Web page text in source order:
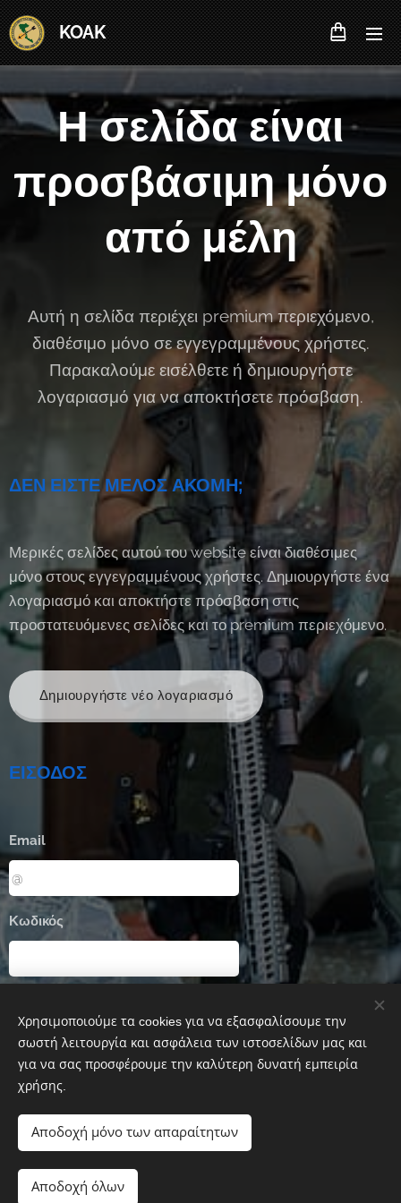
KOAK
Η σελίδα είναι
προσβάσιμη μόνο
από μέλη
Αυτή η σελίδα περιέχει premium περιεχόμενο,
διαθέσιμο μόνο σε εγγεγραμμένους χρήστες.
Παρακαλούμε εισέλθετε ή δημιουργήστε
λογαριασμό για να αποκτήσετε πρόσβαση.
ΔΕΝ ΕΙΣΤΕ ΜΕΛΟΣ ΑΚΟΜΗ;
Μερικές σελίδες αυτού του website είναι διαθέσιμες
μόνο στους εγγεγραμμένους χρήστες. Δημιουργήστε ένα
λογαριασμό και αποκτήστε πρόσβαση στις
προστατευόμενες σελίδες και το premium περιεχόμενο.
Δημιουργήστε νέο λογαριασμό
ΕΙΣΟΔΟΣ
Email
Κωδικός
Είσοδος
Ξεχάσατε τον κωδικό σας;
Χρησιμοποιούμε τα cookies για να εξασφαλίσουμε την
σωστή λειτουργία και ασφάλεια των ιστοσελίδων μας και
για να σας προσφέρουμε την καλύτερη δυνατή εμπειρία
χρήσης.
Αποδοχή μόνο των απαραίτητων
Αποδοχή όλων